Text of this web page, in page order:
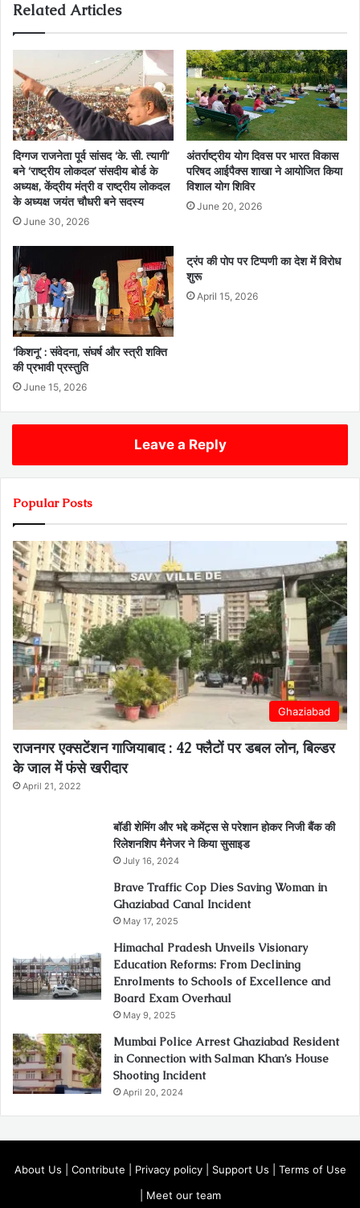
Related Articles
दिग्गज राजनेता पूर्व सांसद ‘के. सी. त्यागी’
बने ‘राष्ट्रीय लोकदल’ संसदीय बोर्ड के
अध्यक्ष, केंद्रीय मंत्री व राष्ट्रीय लोकदल
के अध्यक्ष जयंत चौधरी बने सदस्य
June 30, 2026
अंतर्राष्ट्रीय योग दिवस पर भारत विकास
परिषद आईपैक्स शाखा ने आयोजित किया
विशाल योग शिविर
June 20, 2026
‘किशनू’ : संवेदना, संघर्ष और स्त्री शक्ति
की प्रभावी प्रस्तुति
June 15, 2026
ट्रंप की पोप पर टिप्पणी का देश में विरोध
शुरू
April 15, 2026
Leave a Reply
Popular Posts
Ghaziabad
राजनगर एक्सटेंशन गाजियाबाद : 42 फ्लैटों पर डबल लोन, बिल्डर
के जाल में फंसे खरीदार
April 21, 2022
बॉडी शेमिंग और भद्दे कमेंट्स से परेशान होकर निजी बैंक की
रिलेशनशिप मैनेजर ने किया सुसाइड
July 16, 2024
Brave Traffic Cop Dies Saving Woman in
Ghaziabad Canal Incident
May 17, 2025
Himachal Pradesh Unveils Visionary
Education Reforms: From Declining
Enrolments to Schools of Excellence and
Board Exam Overhaul
May 9, 2025
Mumbai Police Arrest Ghaziabad Resident
in Connection with Salman Khan’s House
Shooting Incident
April 20, 2024
About Us Contribute Privacy policy| Support Us
Terms of Use
Meet our team